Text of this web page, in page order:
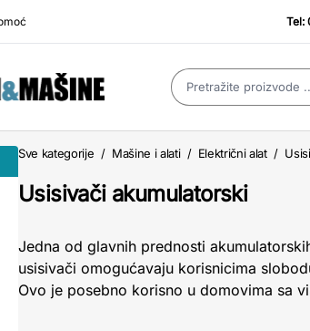
Tel:
Sve kategorije / Mašine i alati / Električni alat /
Usisivači akumulatorski
Jedna od glavnih prednosti
usisivači omogućavaju korisnicima
Ovo je posebno korisno u domovima sa